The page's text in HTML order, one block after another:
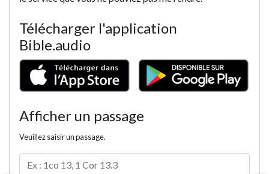
Télécharger l'application
Bible.audio
Afficher un passage
Veuillez saisir un passage.